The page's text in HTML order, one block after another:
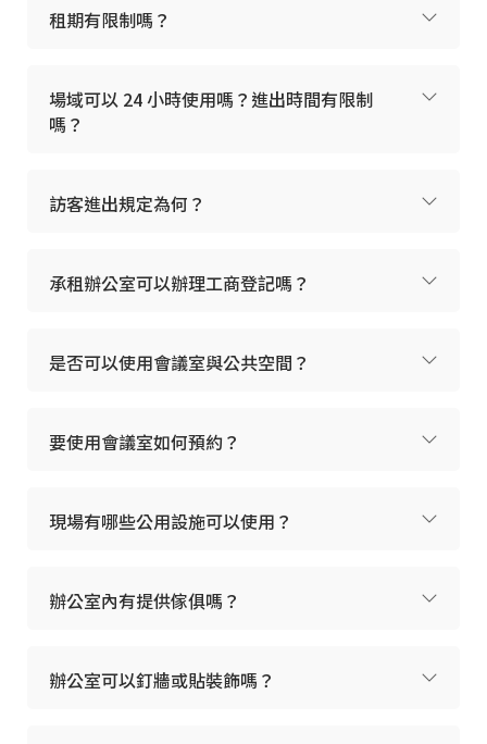
設備協助
租期有限制嗎？
場域可以 24 小時使用嗎？進出時間有限制
嗎？
訪客進出規定為何？
承租辦公室可以辦理工商登記嗎？
是否可以使用會議室與公共空間？
要使用會議室如何預約？
現場有哪些公用設施可以使用？
辦公室內有提供傢俱嗎？
辦公室可以釘牆或貼裝飾嗎？